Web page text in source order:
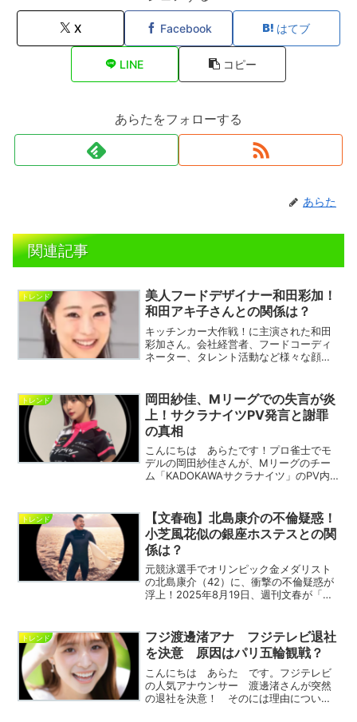
X Facebook はてブ
LINE コピー
あらたをフォローする
あらた
関連記事
トレンド
美人フードデザイナー和田彩加！
和田アキ子さんとの関係は？
キッチンカー大作戦！に主演された和田
彩加さん。会社経営者、フードコーディ
ネーター、タレント活動など様々な顔を
よろしくお願い致します。和田彩加さん
について和田彩加さんのプ...
トレンド
岡田紗佳、Mリーグでの失言が炎
上！サクラナイツPV発言と謝罪
の真相
こんにちは あらたです！プロ雀士でモ
デルの岡田紗佳さんが、Mリーグのチー
ム「KADOKAWAサクラナイツ」のPV内
間で物議を醸し、SNSでは「プロとして
の自覚に欠ける」...
トレンド
【文春砲】北島康介の不倫疑惑！
小芝風花似の銀座ホステスとの関
係は？
元競泳選手でオリンピック金メダリスト
の北島康介（42）に、衝撃の不倫疑惑が
浮上！2025年8月19日、週刊文春が「小
歌手の千紗さん、幸せな家庭の裏で何
が？この記事では、...
トレンド
フジ渡邊渚アナ フジテレビ退社
を決意 原因はパリ五輪観戦？
こんにちは あらた です。フジテレビ
の人気アナウンサー 渡邊渚さんが突然
の退社を決意！ そのには理由につい